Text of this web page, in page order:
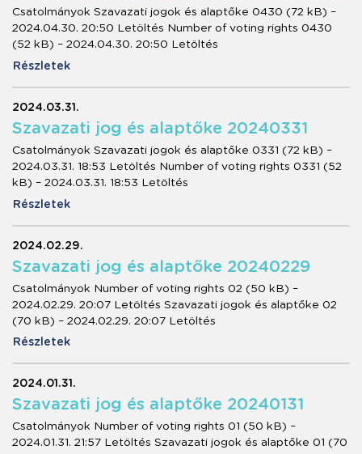
Csatolmányok Szavazati jogok és alaptőke 0430 (72 kB) –
2024.04.30. 20:50 Letöltés Number of voting rights 0430
(52 kB) – 2024.04.30. 20:50 Letöltés
Részletek
2024.03.31.
Szavazati jog és alaptőke 20240331
Csatolmányok Szavazati jogok és alaptőke 0331 (72 kB) –
2024.03.31. 18:53 Letöltés Number of voting rights 0331 (52
kB) – 2024.03.31. 18:53 Letöltés
Részletek
2024.02.29.
Szavazati jog és alaptőke 20240229
Csatolmányok Number of voting rights 02 (50 kB) –
2024.02.29. 20:07 Letöltés Szavazati jogok és alaptőke 02
(70 kB) – 2024.02.29. 20:07 Letöltés
Részletek
2024.01.31.
Szavazati jog és alaptőke 20240131
Csatolmányok Number of voting rights 01 (50 kB) –
2024.01.31. 21:57 Letöltés Szavazati jogok és alaptőke 01 (70